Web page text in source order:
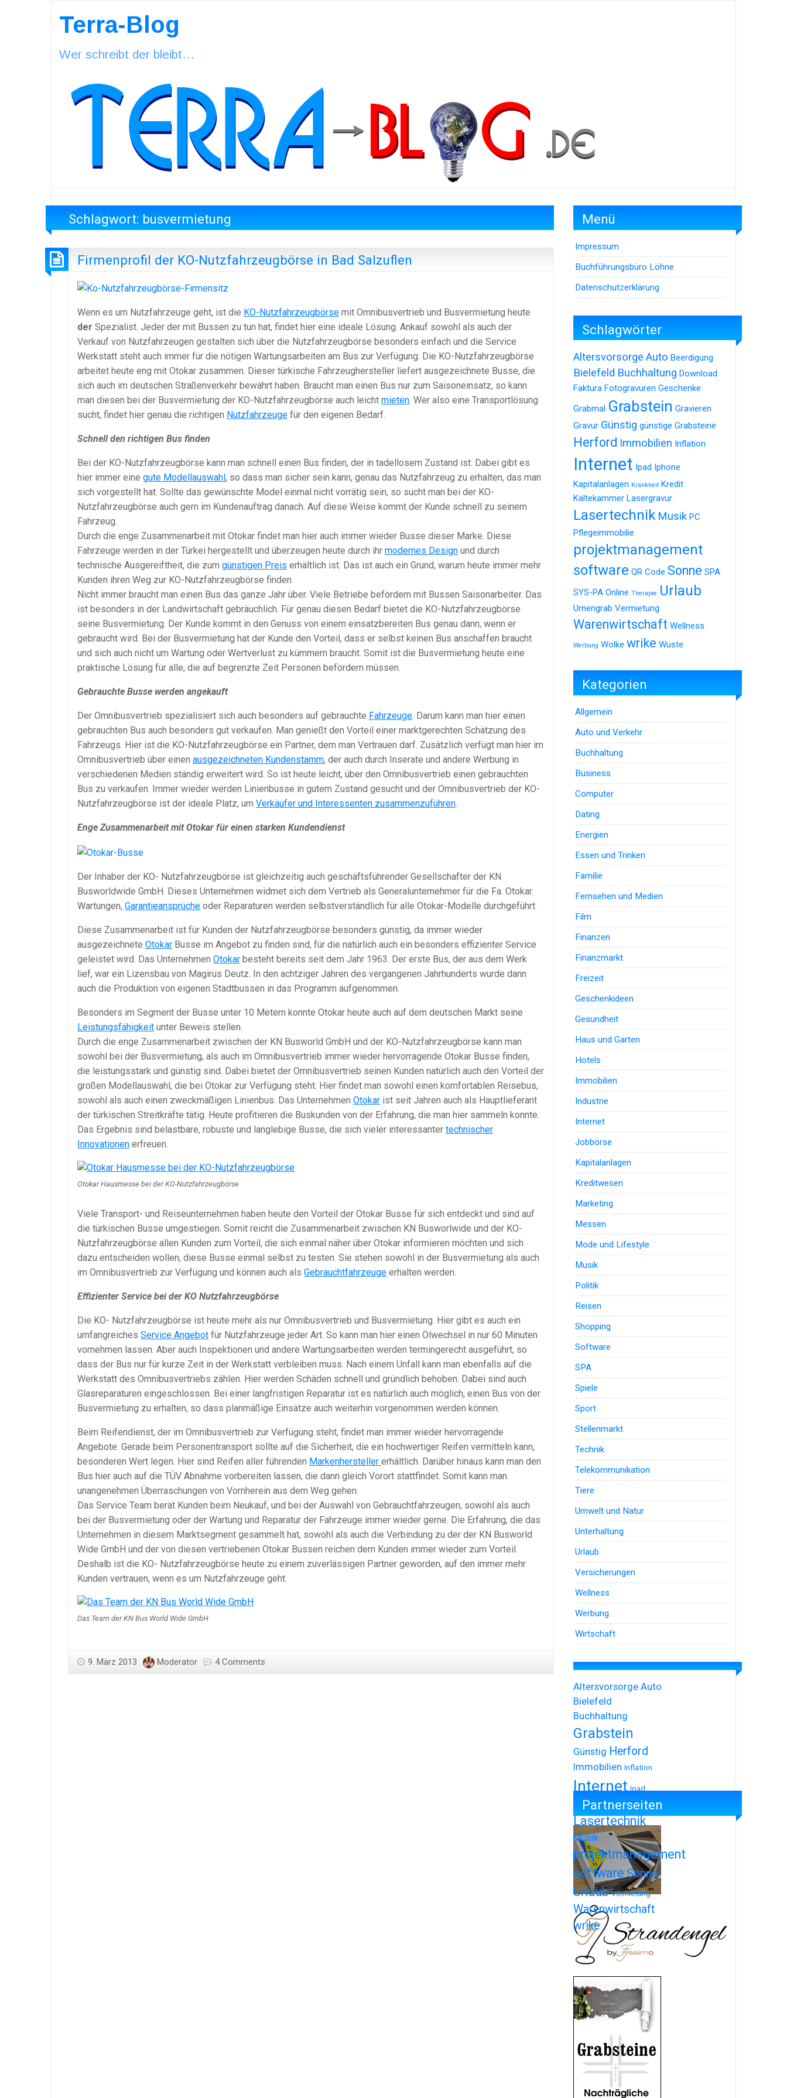
Terra-Blog
Wer schreibt der bleibt…
Schlagwort: busvermietung
Firmenprofil der KO-Nutzfahrzeugbörse in Bad Salzuflen
Wenn es um Nutzfahrzeuge geht, ist die KO-Nutzfahrzeugbörse mit Omnibusvertrieb und Busvermietung heute
der Spezialist. Jeder der mit Bussen zu tun hat, findet hier eine ideale Lösung. Ankauf sowohl als auch der
Verkauf von Nutzfahrzeugen gestalten sich über die Nutzfahrzeugbörse besonders einfach und die Service
Werkstatt steht auch immer für die nötigen Wartungsarbeiten am Bus zur Verfügung. Die KO-Nutzfahrzeugbörse
arbeitet heute eng mit Otokar zusammen. Dieser türkische Fahrzeughersteller liefert ausgezeichnete Busse, die
sich auch im deutschen Straßenverkehr bewährt haben. Braucht man einen Bus nur zum Saisoneinsatz, so kann
man diesen bei der Busvermietung der KO-Nutzfahrzeugbörse auch leicht mieten. Wer also eine Transportlösung
sucht, findet hier genau die richtigen Nutzfahrzeuge für den eigenen Bedarf.
Schnell den richtigen Bus finden
Bei der KO-Nutzfahrzeugbörse kann man schnell einen Bus finden, der in tadellosem Zustand ist. Dabei gibt es
hier immer eine gute Modellauswahl , so dass man sicher sein kann, genau das Nutzfahrzeug zu erhalten, das man
sich vorgestellt hat. Sollte das gewünschte Model einmal nicht vorrätig sein, so sucht man bei der KO-
Nutzfahrzeugbörse auch gern im Kundenauftrag danach. Auf diese Weise kommt der Kunde schnell zu seinem
Fahrzeug.
Durch die enge Zusammenarbeit mit Otokar findet man hier auch immer wieder Busse dieser Marke. Diese
Fahrzeuge werden in der Türkei hergestellt und überzeugen heute durch ihr modernes Design und durch
technische Ausgereiftheit, die zum günstigen Preis erhältlich ist. Das ist auch ein Grund, warum heute immer mehr
Kunden ihren Weg zur KO-Nutzfahrzeugbörse finden.
Nicht immer braucht man einen Bus das ganze Jahr über. Viele Betriebe befördern mit Bussen Saisonarbeiter. Das
ist besonders in der Landwirtschaft gebräuchlich. Für genau diesen Bedarf bietet die KO-Nutzfahrzeugbörse
seine Busvermietung. Der Kunde kommt in den Genuss von einem einsatzbereiten Bus genau dann, wenn er
gebraucht wird. Bei der Busvermietung hat der Kunde den Vorteil, dass er selbst keinen Bus anschaffen braucht
und sich auch nicht um Wartung oder Wertverlust zu kümmern braucht. Somit ist die Busvermietung heute eine
praktische Lösung für alle, die auf begrenzte Zeit Personen befördern müssen.
Gebrauchte Busse werden angekauft
Der Omnibusvertrieb spezialisiert sich auch besonders auf gebrauchte Fahrzeuge. Darum kann man hier einen
gebrauchten Bus auch besonders gut verkaufen. Man genießt den Vorteil einer marktgerechten Schätzung des
Fahrzeugs. Hier ist die KO-Nutzfahrzeugbörse ein Partner, dem man Vertrauen darf. Zusätzlich verfügt man hier im
Omnibusvertrieb über einen ausgezeichneten Kundenstamm, der auch durch Inserate und andere Werbung in
verschiedenen Medien ständig erweitert wird. So ist heute leicht, über den Omnibusvertrieb einen gebrauchten
Bus zu verkaufen. Immer wieder werden Linienbusse in gutem Zustand gesucht und der Omnibusvertrieb der KO-
Nutzfahrzeugbörse ist der ideale Platz, um Verkäufer und Interessenten zusammenzuführen.
Enge Zusammenarbeit mit Otokar für einen starken Kundendienst
Der Inhaber der KO- Nutzfahrzeugbörse ist gleichzeitig auch geschäftsführender Gesellschafter der KN
Busworldwide GmbH. Dieses Unternehmen widmet sich dem Vertrieb als Generalunternehmer für die Fa. Otokar.
Wartungen, Garantieansprüche oder Reparaturen werden selbstverständlich für alle Otokar-Modelle durchgeführt.
Diese Zusammenarbeit ist für Kunden der Nutzfahrzeugbörse besonders günstig, da immer wieder
ausgezeichnete Otokar Busse im Angebot zu finden sind, für die natürlich auch ein besonders effizienter Service
geleistet wird. Das Unternehmen Otokar besteht bereits seit dem Jahr 1963. Der erste Bus, der aus dem Werk
lief, war ein Lizensbau von Magirus Deutz. In den achtziger Jahren des vergangenen Jahrhunderts wurde dann
auch die Produktion von eigenen Stadtbussen in das Programm aufgenommen.
Besonders im Segment der Busse unter 10 Metern konnte Otokar heute auch auf dem deutschen Markt seine
Leistungsfähigkeit unter Beweis stellen.
Durch die enge Zusammenarbeit zwischen der KN Busworld GmbH und der KO-Nutzfahrzeugbörse kann man
sowohl bei der Busvermietung, als auch im Omnibusvertrieb immer wieder hervorragende Otokar Busse finden,
die leistungsstark und günstig sind. Dabei bietet der Omnibusvertrieb seinen Kunden natürlich auch den Vorteil der
großen Modellauswahl, die bei Otokar zur Verfügung steht. Hier findet man sowohl einen komfortablen Reisebus,
sowohl als auch einen zweckmäßigen Linienbus. Das Unternehmen Otokar ist seit Jahren auch als Hauptlieferant
der türkischen Streitkräfte tätig. Heute profitieren die Buskunden von der Erfahrung, die man hier sammeln konnte.
Das Ergebnis sind belastbare, robuste und langlebige Busse, die sich vieler interessanter technischer
Innovationen erfreuen.
Otokar Hausmesse bei der KO-Nutzfahrzeugbörse
Viele Transport- und Reiseunternehmen haben heute den Vorteil der Otokar Busse für sich entdeckt und sind auf
die türkischen Busse umgestiegen. Somit reicht die Zusammenarbeit zwischen KN Busworlwide und der KO-
Nutzfahrzeugbörse allen Kunden zum Vorteil, die sich einmal näher über Otokar informieren möchten und sich
dazu entscheiden wollen, diese Busse einmal selbst zu testen. Sie stehen sowohl in der Busvermietung als auch
im Omnibusvertrieb zur Verfügung und können auch als Gebrauchtfahrzeuge erhalten werden.
Effizienter Service bei der KO Nutzfahrzeugbörse
Die KO- Nutzfahrzeugbörse ist heute mehr als nur Omnibusvertrieb und Busvermietung. Hier gibt es auch ein
umfangreiches Service Angebot für Nutzfahrzeuge jeder Art. So kann man hier einen Ölwechsel in nur 60 Minuten
vornehmen lassen. Aber auch Inspektionen und andere Wartungsarbeiten werden termingerecht ausgeführt, so
dass der Bus nur für kurze Zeit in der Werkstatt verbleiben muss. Nach einem Unfall kann man ebenfalls auf die
Werkstatt des Omnibusvertriebs zählen. Hier werden Schäden schnell und gründlich behoben. Dabei sind auch
Glasreparaturen eingeschlossen. Bei einer langfristigen Reparatur ist es natürlich auch möglich, einen Bus von der
Busvermietung zu erhalten, so dass planmäßige Einsätze auch weiterhin vorgenommen werden können.
Beim Reifendienst, der im Omnibusvertrieb zur Verfügung steht, findet man immer wieder hervorragende
Angebote. Gerade beim Personentransport sollte auf die Sicherheit, die ein hochwertiger Reifen vermitteln kann,
besonderen Wert legen. Hier sind Reifen aller führenden Markenhersteller erhältlich. Darüber hinaus kann man den
Bus hier auch auf die TÜV Abnahme vorbereiten lassen, die dann gleich Vorort stattfindet. Somit kann man
unangenehmen Überraschungen von Vornherein aus dem Weg gehen.
Das Service Team berät Kunden beim Neukauf, und bei der Auswahl von Gebrauchtfahrzeugen, sowohl als auch
bei der Busvermietung oder der Wartung und Reparatur der Fahrzeuge immer wieder gerne. Die Erfahrung, die das
Unternehmen in diesem Marktsegment gesammelt hat, sowohl als auch die Verbindung zu der der KN Busworld
Wide GmbH und der von diesen vertriebenen Otokar Bussen reichen dem Kunden immer wieder zum Vorteil.
Deshalb ist die KO- Nutzfahrzeugbörse heute zu einem zuverlässigen Partner geworden, auf den immer mehr
Kunden vertrauen, wenn es um Nutzfahrzeuge geht.
Das Team der KN Bus World Wide GmbH
9. März 2013 Moderator 4 Comments
Menü
Impressum
Buchführungsbüro Löhne
Datenschutzerklärung
Schlagwörter
Altersvorsorge Auto Beerdigung
Bielefeld Buchhaltung Download
Faktura Fotogravuren Geschenke
Grabmal Grabstein Gravieren
Gravur Günstig günstige Grabsteine
Herford Immobilien Inflation
Internet Ipad Iphone
Kapitalanlagen Krankheit Kredit
Kältekammer Lasergravur
Lasertechnik Musik PC
Pflegeimmobilie
projektmanagement
software QR Code Sonne SPA
SYS-PA Online Therapie Urlaub
Urnengrab Vermietung
Warenwirtschaft Wellness
Werbung Wolke wrike Wüste
Kategorien
Allgemein
Auto und Verkehr
Buchhaltung
Business
Computer
Dating
Energien
Essen und Trinken
Familie
Fernsehen und Medien
Film
Finanzen
Finanzmarkt
Freizeit
Geschenkideen
Gesundheit
Haus und Garten
Hotels
Immobilien
Industrie
Internet
Jobbörse
Kapitalanlagen
Kreditwesen
Marketing
Messen
Mode und Lifestyle
Musik
Politik
Reisen
Shopping
Software
SPA
Spiele
Sport
Stellenmarkt
Technik
Telekommunikation
Tiere
Umwelt und Natur
Unterhaltung
Urlaub
Versicherungen
Wellness
Werbung
Wirtschaft
Altersvorsorge Auto
Bielefeld
Buchhaltung
Grabstein
Günstig Herford
Immobilien Inflation
Internet Ipad
Iphone
Lasertechnik
Musik
projektmanagement
softwareSonne
Urlaub Vermietung
Warenwirtschaft
wrike
Partnerseiten